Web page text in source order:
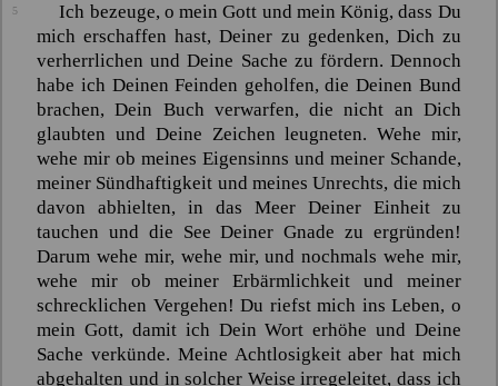
5
Ich bezeuge, o mein Gott und mein König, dass Du
mich erschaffen hast, Deiner zu gedenken, Dich zu
verherrlichen und Deine Sache zu fördern. Dennoch
habe ich Deinen Feinden geholfen, die Deinen Bund
brachen, Dein Buch verwarfen, die nicht an Dich
glaubten und Deine Zeichen leugneten. Wehe mir,
wehe mir ob meines Eigensinns und meiner Schande,
meiner Sündhaftigkeit und meines Unrechts, die mich
davon abhielten, in das Meer Deiner Einheit zu
tauchen und die See Deiner Gnade zu ergründen!
Darum wehe mir, wehe mir, und nochmals wehe mir,
wehe mir ob meiner Erbärmlichkeit und meiner
schrecklichen Vergehen! Du riefst mich ins Leben, o
mein Gott, damit ich Dein Wort erhöhe und Deine
Sache verkünde. Meine Achtlosigkeit aber hat mich
abgehalten und in solcher Weise irregeleitet, dass ich